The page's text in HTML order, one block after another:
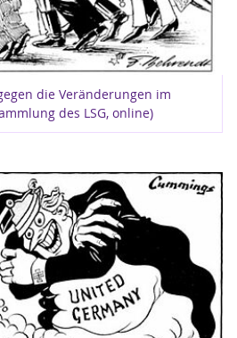
die Veränderungen im
des LSG, online)